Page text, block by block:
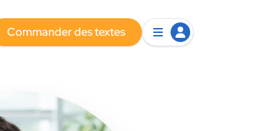
Commander des textes